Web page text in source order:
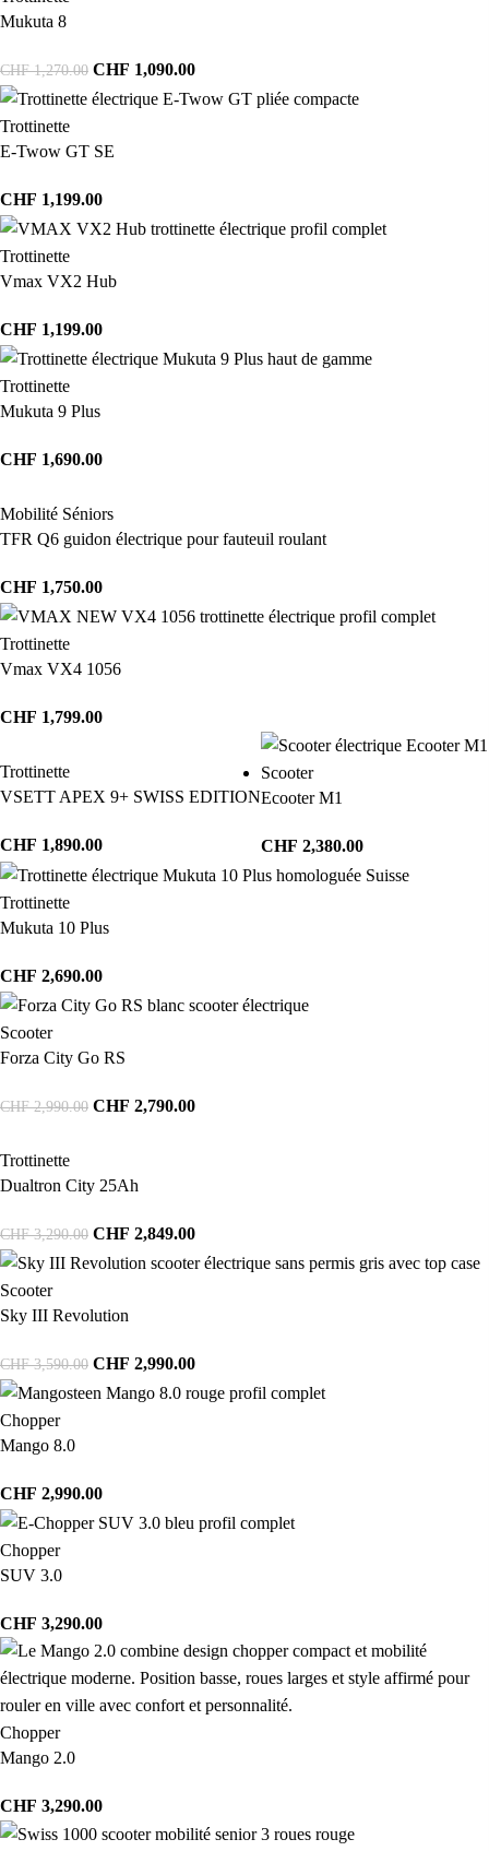
Mukuta 8
CHF1,270.00 CHF 1,090.00
Trottinette
E-Twow GT SE
CHF 1,199.00
Trottinette
Vmax VX2 Hub
CHF 1,199.00
Trottinette
Mukuta 9 Plus
CHF 1,690.00
Mobilité Séniors
TFR Q6 guidon électrique pour fauteuil roulant
CHF 1,750.00
Trottinette
Vmax VX4 1056
CHF 1,799.00
Trottinette
VSETT APEX 9+ SWISS EDITION
CHF 1,890.00
Scooter
Ecooter M1
CHF 2,380.00
Trottinette
Mukuta 10 Plus
CHF 2,690.00
Scooter
Forza City Go RS
CHF2,990.00 CHF 2,790.00
Trottinette
Dualtron City 25Ah
CHF3,290.00 CHF 2,849.00
Scooter
Sky III Revolution
CHF3,590.00 CHF 2,990.00
Chopper
Mango 8.0
CHF 2,990.00
Chopper
SUV 3.0
CHF 3,290.00
Chopper
Mango 2.0
CHF 3,290.00